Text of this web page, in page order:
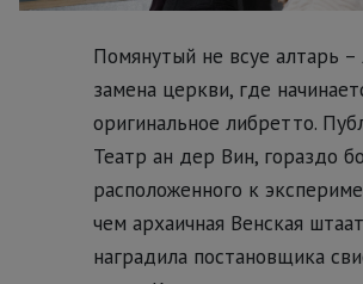
Помянутый не всуе алтарь –
замена церкви, где
оригинальное либретто.
Театр ан дер Вин, гораздо
расположенного к
чем архаичная Венская
наградила постановщика